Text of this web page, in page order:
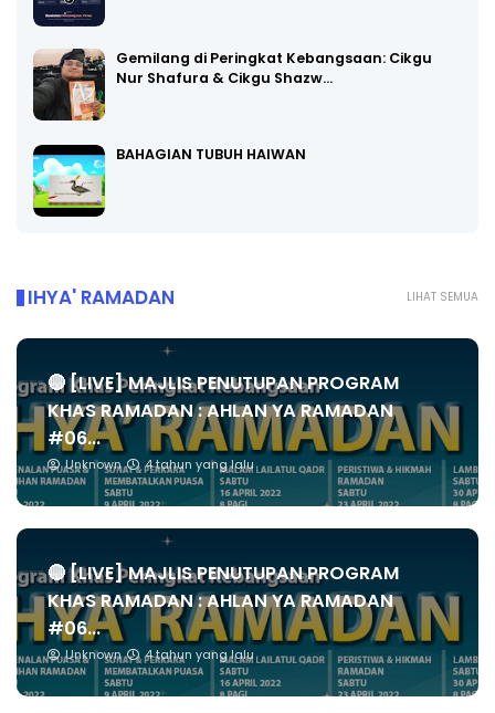
Gemilang di Peringkat Kebangsaan: Cikgu
Nur Shafura & Cikgu Shazw…
BAHAGIAN TUBUH HAIWAN
LIHAT SEMUA
IHYA' RAMADAN
🔴 [LIVE] MAJLIS PENUTUPAN PROGRAM
KHAS RAMADAN : AHLAN YA RAMADAN
#06...
Unknown 4 tahun yang lalu
🔴 [LIVE] MAJLIS PENUTUPAN PROGRAM
KHAS RAMADAN : AHLAN YA RAMADAN
#06...
Unknown 4 tahun yang lalu